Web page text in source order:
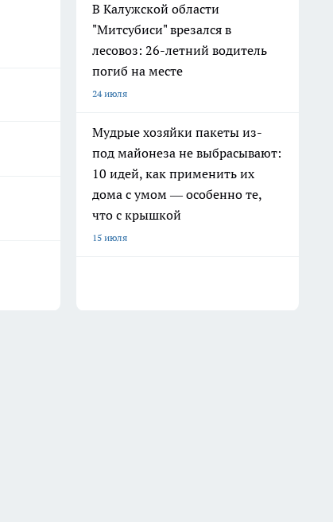
В Калужской области
"Митсубиси" врезался в
лесовоз: 26-летний водитель
погиб на месте
24 июля
Мудрые хозяйки пакеты из-
под майонеза не выбрасывают:
10 идей, как применить их
дома с умом — особенно те,
что с крышкой
15 июля